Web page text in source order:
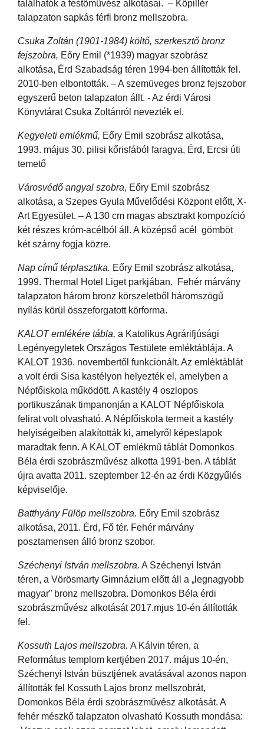
találhatók a festőművész alkotásai. – Kőpillér
talapzaton sapkás férfi bronz mellszobra.
Csuka Zoltán (1901-1984) költő, szerkesztő bronz
fejszobra, Eőry Emil (*1939) magyar szobrász
alkotása, Érd Szabadság téren 1994-ben állították fel.
2010-ben elbontották. – A szemüveges bronz fejszobor
egyszerű beton talapzaton állt. - Az érdi Városi
Könyvtárat Csuka Zoltánról nevezték el.
Kegyeleti emlékmű, Eőry Emil szobrász alkotása,
1993. május 30. pilisi kőrisfából faragva, Érd, Ercsi úti
temető
Városvédő angyal szobra, Eőry Emil szobrász
alkotása, a Szepes Gyula Művelődési Központ előtt, X-
Art Egyesület. – A 130 cm magas absztrakt kompozíció
két részes króm-acélból áll. A középső acél gömböt
két szárny fogja közre.
Nap című térplasztika. Eőry Emil szobrász alkotása,
1999. Thermal Hotel Liget parkjában. Fehér márvány
talapzaton három bronz körszeletből háromszögű
nyílás körül összeforgatott körforma.
KALOT emlékére tábla, a Katolikus Agrárifjúsági
Legényegyletek Országos Testülete emléktáblája. A
KALOT 1936. novembertől funkcionált. Az emléktáblát
a volt érdi Sisa kastélyon helyezték el, amelyben a
Népfőiskola működött. A kastély 4 oszlopos
portikuszának timpanonján a KALOT Népfőiskola
felirat volt olvasható. A Népfőiskola termeit a kastély
helyiségeiben alakították ki, amelyről képeslapok
maradtak fenn. A KALOT emlékmű táblát Domonkos
Béla érdi szobrászművész alkotta 1991-ben. A táblát
újra avatta 2011. szeptember 12-én az érdi Közgyűlés
képviselője.
Batthyány Fülöp mellszobra. Eőry Emil szobrász
alkotása, 2011. Érd, Fő tér. Fehér márvány
posztamensen álló bronz szobor.
Széchenyi István mellszobra. A Széchenyi István
téren, a Vörösmarty Gimnázium előtt áll a „legnagyobb
magyar” bronz mellszobra. Domonkos Béla érdi
szobrászművész alkotását 2017.mjus 10-én állították
fel.
Kossuth Lajos mellszobra. A Kálvin téren, a
Református templom kertjében 2017. május 10-én,
Széchenyi István büsztjének avatásával azonos napon
állították fel Kossuth Lajos bronz mellszobrát,
Domonkos Béla érdi szobrászművész alkotását. A
fehér mészkő talapzaton olvasható Kossuth mondása: